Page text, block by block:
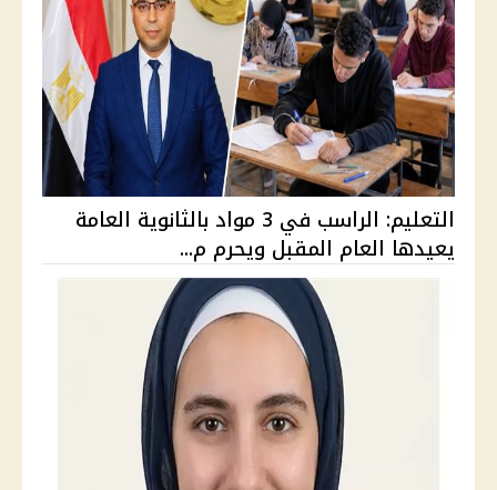
التعليم: الراسب في 3 مواد بالثانوية العامة
يعيدها العام المقبل ويحرم م...